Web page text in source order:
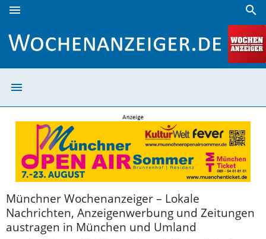
menu search
menu
Münchner Wochenanzeiger – Lokale
Nachrichten, Anzeigenwerbung und Zeitungen
austragen in München und Umland